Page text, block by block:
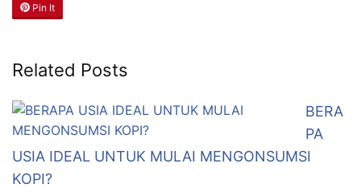
Pin It
Related Posts
BERA
PA
USIA IDEAL UNTUK MULAI MENGONSUMSI
KOPI?